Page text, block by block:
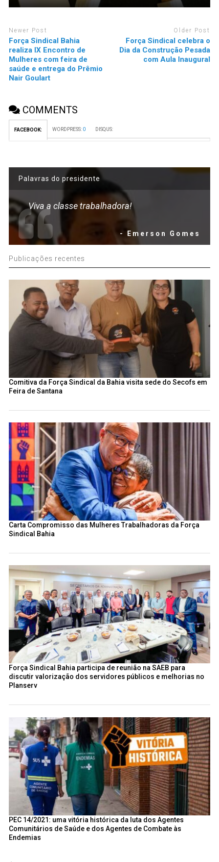
Newer Post
Força Sindical Bahia
realiza IX Encontro de
Mulheres com feira de
saúde e entrega do Prêmio
Nair Goulart
Older Post
Força Sindical celebra o
Dia da Construção Pesada
com Aula Inaugural
COMMENTS
FACEBOOK: WORDPRESS: 0 DISQUS:
Palavras do presidente
Viva a classe trabalhadora!
- Emerson Gomes
Publicações recentes
Comitiva da Força Sindical da Bahia visita sede do Secofs em
Feira de Santana
Carta Compromisso das Mulheres Trabalhadoras da Força
Sindical Bahia
Força Sindical Bahia participa de reunião na SAEB para
discutir valorização dos servidores públicos e melhorias no
Planserv
PEC 14/2021: uma vitória histórica da luta dos Agentes
Comunitários de Saúde e dos Agentes de Combate às
Endemias